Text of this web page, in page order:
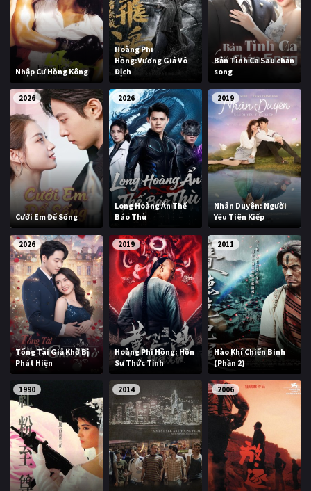
Nhập Cư Hồng Kông
Hoàng Phi
Hồng:Vương Giả Vô
Địch
Bản Tình Ca Sau chấn
song
2026
Cưới Em Để Sống
2026
Long Hoàng Ẩn Thế
Báo Thù
2019
Nhân Duyên: Người
Yêu Tiên Kiếp
2026
Tổng Tài Giả Khờ Bị
Phát Hiện
2019
Hoàng Phi Hồng: Hồn
Sư Thức Tỉnh
2011
Hào Khí Chiến Binh
(Phần 2)
1990 2014 2006